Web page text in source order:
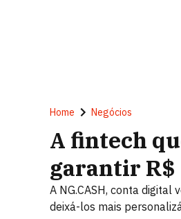
Home Negócios
A fintech
garantir R$
A NG.CASH, conta
deixá-los mais